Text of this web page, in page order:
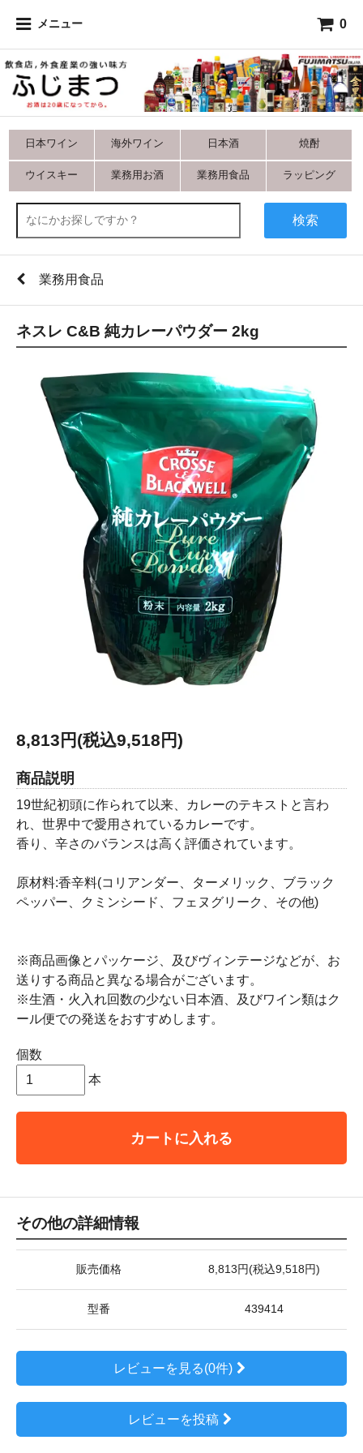
メニュー 0
日本ワイン 海外ワイン 日本酒 焼酎
ウイスキー 業務用お酒 業務用食品 ラッピング
検索
業務用食品
ネスレ C&B 純カレーパウダー 2kg
8,813円(税込9,518円)
商品説明
19世紀初頭に作られて以来、カレーのテキストと言わ
れ、世界中で愛用されているカレーです。
香り、辛さのバランスは高く評価されています。
原材料:香辛料(コリアンダー、ターメリック、ブラック
ペッパー、クミンシード、フェヌグリーク、その他)
※商品画像とパッケージ、及びヴィンテージなどが、お
送りする商品と異なる場合がございます。
※生酒・火入れ回数の少ない日本酒、及びワイン類はク
ール便での発送をおすすめします。
個数
本
カートに入れる
その他の詳細情報
販売価格 8,813円(税込9,518円)
型番 439414
レビューを見る(0件)
レビューを投稿